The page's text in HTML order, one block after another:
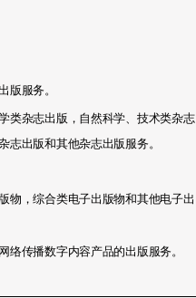
版服务。
类杂志出版，自然科学、技术类杂志
志出版和其他杂志出版服务。
物，综合类电子出版物和其他电子出
传播数字内容产品的出版服务。